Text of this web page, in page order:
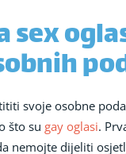
svoje osobne
što su gay oglasi.
nemojte dijeliti